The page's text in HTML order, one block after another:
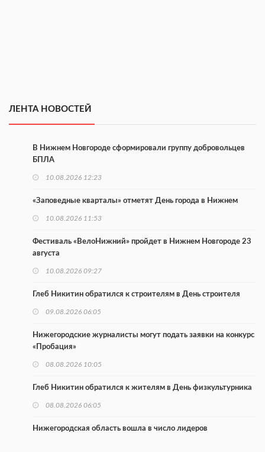
ЛЕНТА НОВОСТЕЙ
В Нижнем Новгороде сформировали группу добровольцев
БПЛА
10.08.2026 12:23
«Заповедные кварталы» отметят День города в Нижнем
10.08.2026 11:53
Фестиваль «ВелоНижний» пройдет в Нижнем Новгороде 23
августа
10.08.2026 09:27
Глеб Никитин обратился к строителям в День строителя
09.08.2026 06:05
Нижегородские журналисты могут подать заявки на конкурс
«Пробация»
08.08.2026 10:05
Глеб Никитин обратился к жителям в День физкультурника
08.08.2026 06:05
Нижегородская область вошла в число лидеров